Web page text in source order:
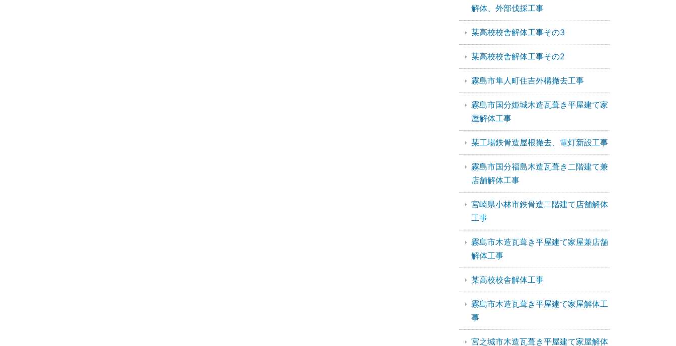
解体、外部伐採工事
某高校校舎解体工事その3
某高校校舎解体工事その2
霧島市隼人町住吉外構撤去工事
霧島市国分姫城木造瓦葺き平屋建て家
屋解体工事
某工場鉄骨造屋根撤去、電灯新設工事
霧島市国分福島木造瓦葺き二階建て兼
店舗解体工事
宮崎県小林市鉄骨造二階建て店舗解体
工事
霧島市木造瓦葺き平屋建て家屋兼店舗
解体工事
某高校校舎解体工事
霧島市木造瓦葺き平屋建て家屋解体工
事
宮之城市木造瓦葺き平屋建て家屋解体